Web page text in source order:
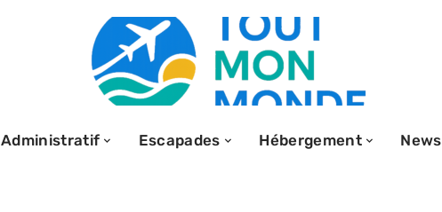
Administratif Escapades Hébergement News